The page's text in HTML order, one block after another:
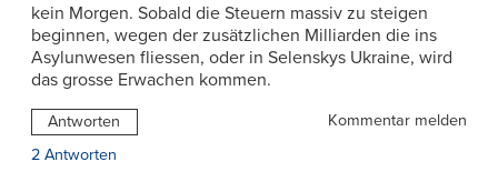
kein Morgen. Sobald die Steuern massiv zu steigen
beginnen, wegen der zusätzlichen Milliarden die ins
Asylunwesen fliessen, oder in Selenskys Ukraine, wird
das grosse Erwachen kommen.
Antworten
Kommentar melden
2 Antworten